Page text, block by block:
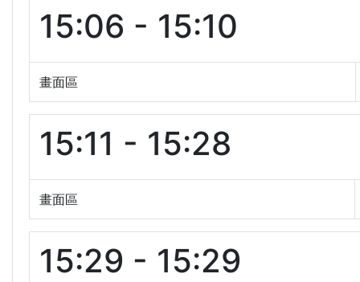
15:06 - 15:10
畫面區
15:11 - 15:28
畫面區
15:29 - 15:29